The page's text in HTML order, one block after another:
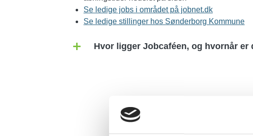
Se ledige jobs i området på jobnet.dk
Se ledige stillinger hos Sønderborg Kommune
Hvor ligger Jobcaféen, og hvornår er